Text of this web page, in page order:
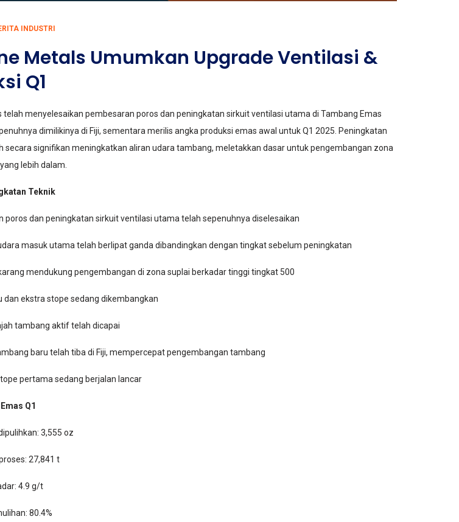
INDUSTRI
Metals Umumkan Upgrade Ventilasi &
Q1
telah menyelesaikan pembesaran poros dan peningkatan sirkuit ventilasi utama di Tambang Emas
dimilikinya di Fiji, sementara merilis angka produksi emas awal untuk Q1 2025. Peningkatan
secara signifikan meningkatkan aliran udara tambang, meletakkan dasar untuk pengembangan zona
lebih dalam.
Teknik
poros dan peningkatan sirkuit ventilasi utama telah sepenuhnya diselesaikan
masuk utama telah berlipat ganda dibandingkan dengan tingkat sebelum peningkatan
mendukung pengembangan di zona suplai berkadar tinggi tingkat 500
dan ekstra stope sedang dikembangkan
tambang aktif telah dicapai
baru telah tiba di Fiji, mempercepat pengembangan tambang
pertama sedang berjalan lancar
Q1
3,555 oz
27,841 t
4.9 g/t
80.4%